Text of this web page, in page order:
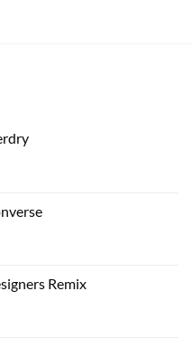
Remix